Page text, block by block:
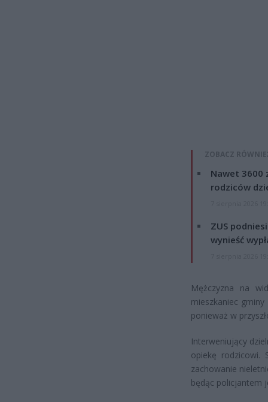
ZOBACZ
Nawet 3600
rodziców
ZUS
wynieść
Mężczyzna na
mieszkaniec
ponieważ w
Interweniujący
opiekę rodzicowi.
zachowanie
będąc policjantem